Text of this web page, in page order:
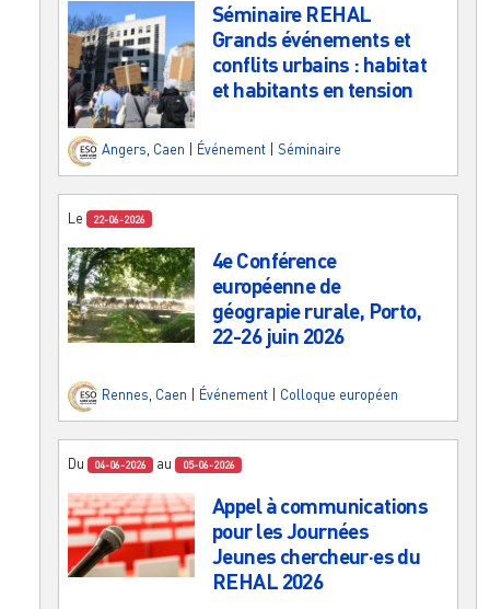
Séminaire REHAL
Grands événements et
conflits urbains : habitat
et habitants en tension
Angers Caen Événement Séminaire
Le 22-06-2026
4e Conférence
européenne de
géograpie rurale, Porto,
22-26 juin 2026
Rennes Caen Événement Colloque européen
Du 04-06-2026 au 05-06-2026
Appel à communications
pour les Journées
Jeunes chercheur·es du
REHAL 2026